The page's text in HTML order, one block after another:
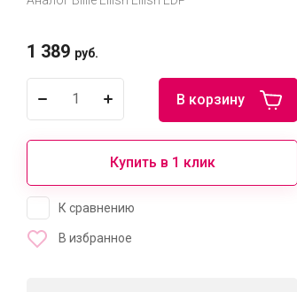
1 389 руб.
В корзину
Купить в 1 клик
К сравнению
В избранное